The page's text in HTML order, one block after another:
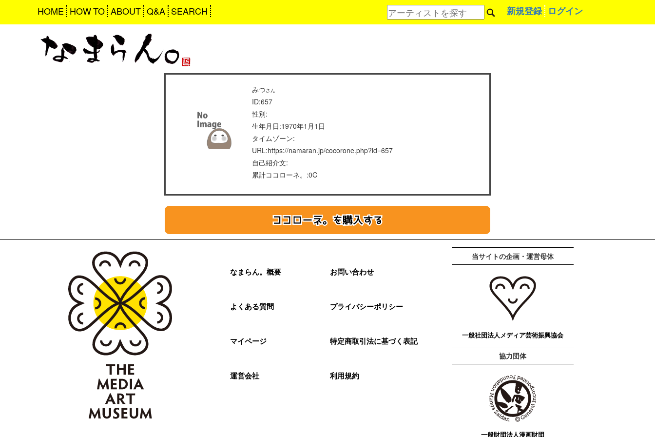
HOME HOW TO ABOUT Q&A SEARCH 新規登録 ログイン
みつさん
ID:657
性別:
生年月日:1970年1月1日
タイムゾーン:
URL:https://namaran.jp/cocorone.php?id=657
自己紹介文:
累計ココローネ。:0C
なまらん。概要
よくある質問
マイページ
運営会社
お問い合わせ
プライバシーポリシー
特定商取引法に基づく表記
利用規約
当サイトの企画・運営母体
一般社団法人メディア芸術振興協会
協力団体
一般財団法人漫画財団